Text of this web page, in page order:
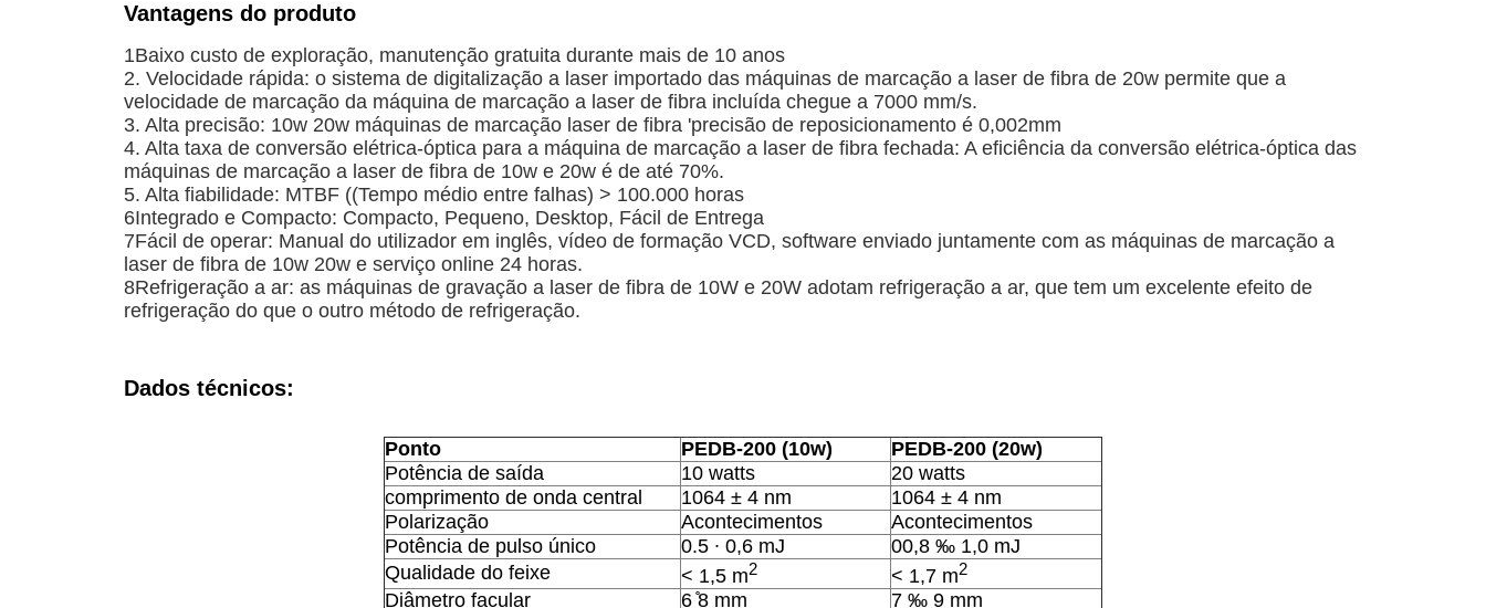
Vantagens do produto
1Baixo custo de exploração, manutenção gratuita durante mais de 10 anos
2. Velocidade rápida: o sistema de digitalização a laser importado das máquinas de marcação a laser de fibra de 20w permite que a
velocidade de marcação da máquina de marcação a laser de fibra incluída chegue a 7000 mm/s.
3. Alta precisão: 10w 20w máquinas de marcação laser de fibra 'precisão de reposicionamento é 0,002mm
4. Alta taxa de conversão elétrica-óptica para a máquina de marcação a laser de fibra fechada: A eficiência da conversão elétrica-óptica das
máquinas de marcação a laser de fibra de 10w e 20w é de até 70%.
5. Alta fiabilidade: MTBF ((Tempo médio entre falhas) > 100.000 horas
6Integrado e Compacto: Compacto, Pequeno, Desktop, Fácil de Entrega
7Fácil de operar: Manual do utilizador em inglês, vídeo de formação VCD, software enviado juntamente com as máquinas de marcação a
laser de fibra de 10w 20w e serviço online 24 horas.
8Refrigeração a ar: as máquinas de gravação a laser de fibra de 10W e 20W adotam refrigeração a ar, que tem um excelente efeito de
refrigeração do que o outro método de refrigeração.
Dados técnicos:
Ponto PEDB-200 (10w)
PEDB-200 (20w)
Potência de saída
10 watts
20 watts
comprimento de onda central
1064 ± 4 nm
1064 ± 4 nm
Polarização
Acontecimentos
Acontecimentos
Potência de pulso único
0.5 ∙ 0,6 mJ
00,8 ‰ 1,0 mJ
Qualidade do feixe
< 1,5 m2 < 1,7 m2
Diâmetro facular 6 ̊8 mm
7 ‰ 9 mm